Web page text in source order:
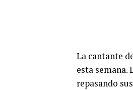
La cantante
esta semana.
repasando